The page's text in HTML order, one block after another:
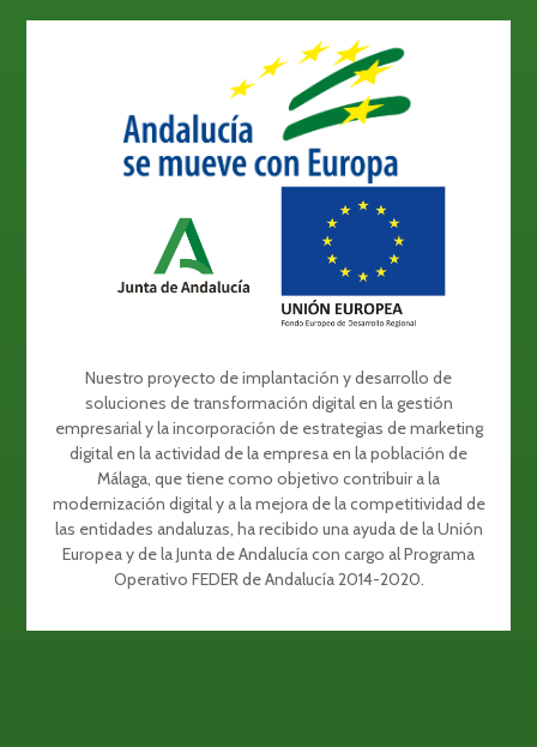
Nuestro proyecto de implantación y desarrollo de
soluciones de transformación digital en la gestión
empresarial y la incorporación de estrategias de marketing
digital en la actividad de la empresa en la población de
Málaga, que tiene como objetivo contribuir a la
modernización digital y a la mejora de la competitividad de
las entidades andaluzas, ha recibido una ayuda de la Unión
Europea y de la Junta de Andalucía con cargo al Programa
Operativo FEDER de Andalucía 2014-2020.